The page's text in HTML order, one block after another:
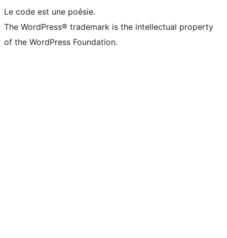
Le code est une poésie.
The WordPress® trademark is the intellectual property
of the WordPress Foundation.